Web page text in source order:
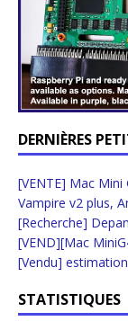
DERNIÈRES
[VENTE] Mac
Vampire v2 plus,
[Recherche]
[VEND][Mac
[Vendu]
STATISTIQUES